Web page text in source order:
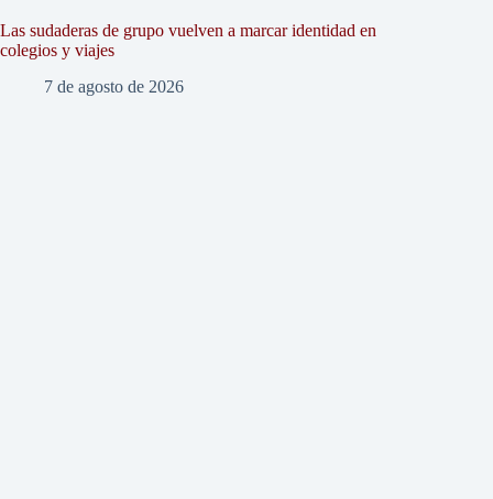
Las sudaderas de grupo vuelven a marcar identidad en
colegios y viajes
7 de agosto de 2026